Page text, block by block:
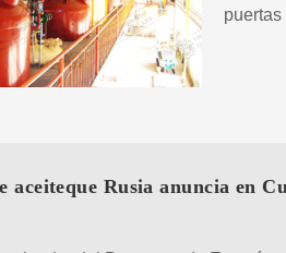
aceiteque Rusia anuncia en